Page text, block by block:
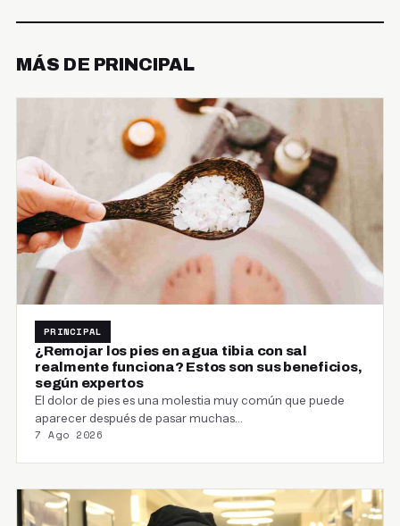
MÁS DE PRINCIPAL
PRINCIPAL
¿Remojar los pies en agua tibia con sal
realmente funciona? Estos son sus beneficios,
según expertos
El dolor de pies es una molestia muy común que puede
aparecer después de pasar muchas…
7 Ago 2026